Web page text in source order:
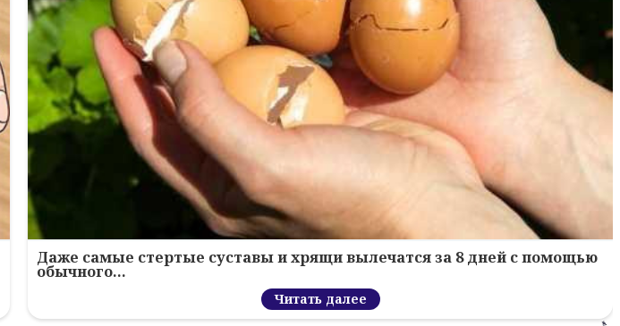
Даже самые стертые суставы и хрящи вылечатся за 8 дней с помощью
обычного…
Читать далее